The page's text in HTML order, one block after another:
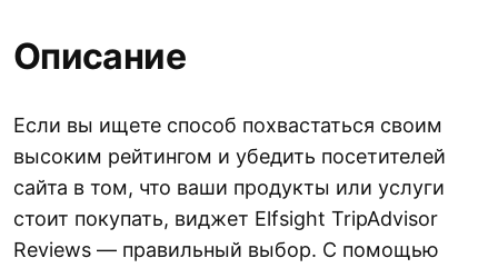
Описание
Если вы ищете способ похвастаться своим
высоким рейтингом и убедить посетителей
сайта в том, что ваши продукты или услуги
стоит покупать, виджет Elfsight TripAdvisor
Reviews — правильный выбор. С помощью